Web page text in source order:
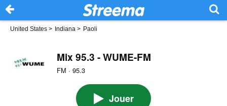
United States > Indiana > Paoli
Mix 95.3 - WUME-FM
FM · 95.3
Jouer